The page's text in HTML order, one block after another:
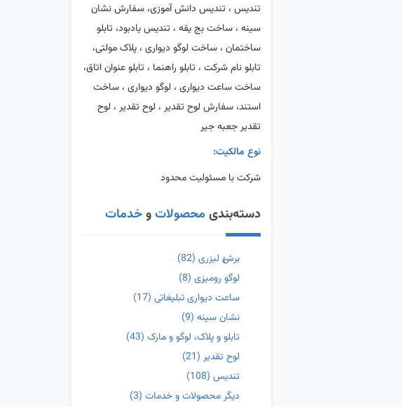
تندیس ، تندیس دانش آموزی، سفارش نشان
سینه ، ساخت بج یقه ، تندیس یادبود، تابلو
ساختمان ، ساخت لوگو دیواری ، پلاک مولتی،
تابلو نام شرکت ، تابلو راهنما ، تابلو عنوان اتاق،
ساخت ساعت دیواری ، لوگو دیواری ، ساخت
استند، سفارش لوح تقدیر ، لوح تقدیر ، لوح
تقدیر جعبه جیر
نوع مالکیت:
شرکت با مسئولیت محدود
دسته‌بندی محصولاتوخدمات
برش لیزری (82)
لوگو رومیزی (8)
ساعت دیواری تبلیغاتی (17)
نشان سینه (9)
تابلو و پلاک، لوگو و مارک (43)
لوح تقدیر (21)
تندیس (108)
دیگر محصولات و خدمات (3)